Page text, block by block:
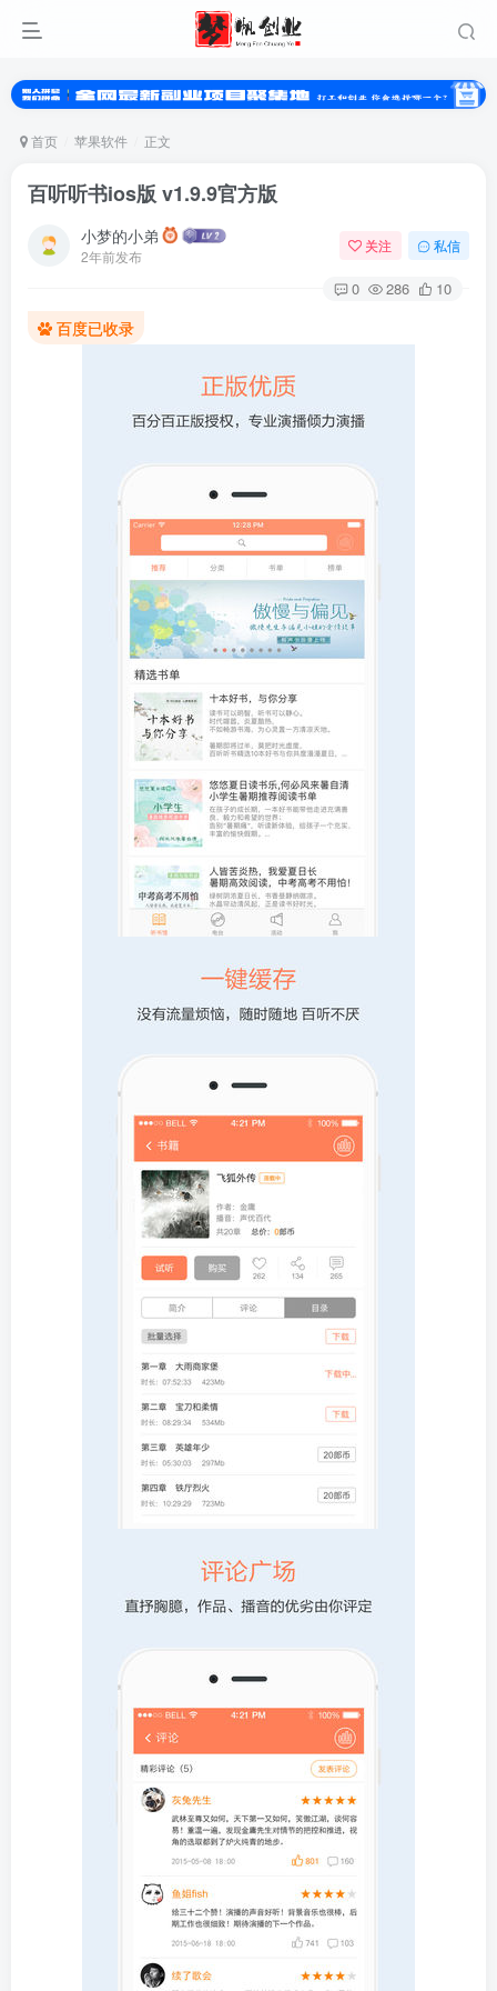
首页 苹果软件 正文
百听听书ios版 v1.9.9官方版
小梦的小弟
2年前发布
关注 私信
0 286 10
百度已收录
用户名或邮箱
登录密码
记住登录 找回密码 |免密登录
登录
社交账号登录
微信登录
使用社交账号登录即表示同意用户协议